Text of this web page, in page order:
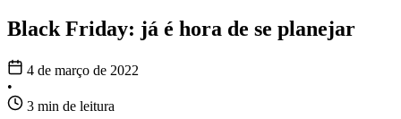
Black Friday: já é hora de se planejar
4 de março de 2022
•
3 min de leitura